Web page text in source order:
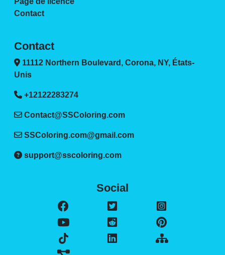
Contact
Contact
11112 Northern Boulevard, Corona, NY, États-
Unis
+12122283274
Contact@SSColoring.com
SSColoring.com@gmail.com
support@sscoloring.com
Social